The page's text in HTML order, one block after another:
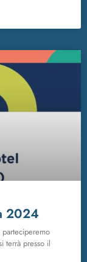
2024
terrà presso il